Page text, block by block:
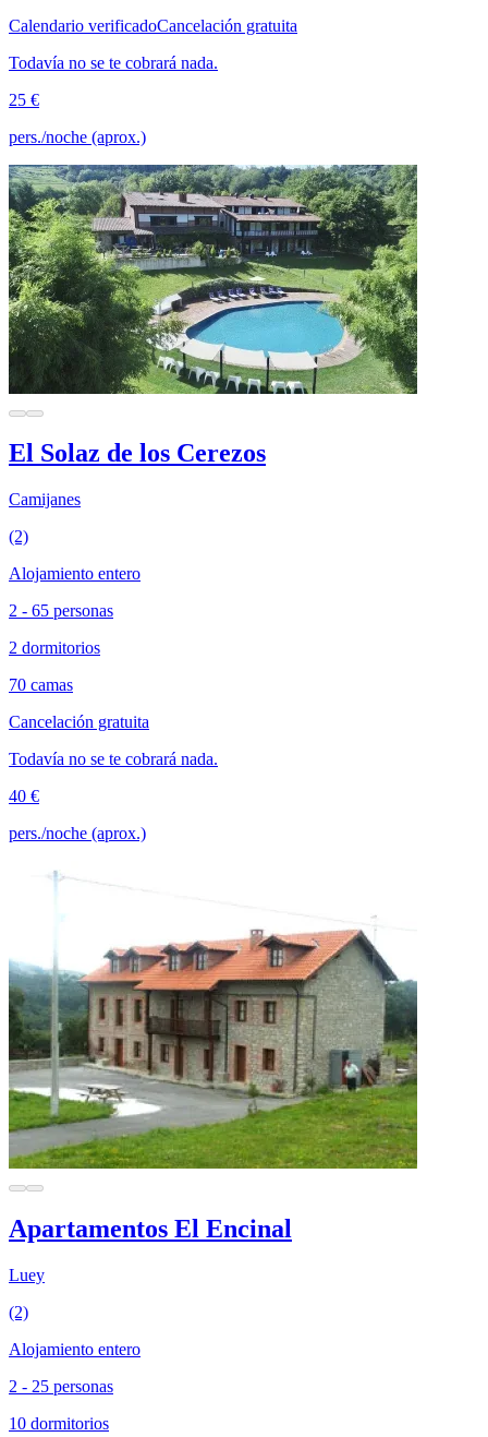
Calendario verificadoCancelación gratuita
Todavía no se te cobrará nada.
25 €
pers./noche (aprox.)
El Solaz de los Cerezos
Camijanes
(2)
Alojamiento entero
2 - 65 personas
2 dormitorios
70 camas
Cancelación gratuita
Todavía no se te cobrará nada.
40 €
pers./noche (aprox.)
Apartamentos El Encinal
Luey
(2)
Alojamiento entero
2 - 25 personas
10 dormitorios